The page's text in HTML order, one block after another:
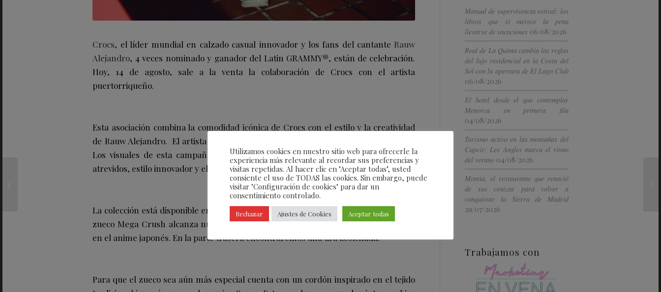
Crocs, el líder mundial en calzado casual innovador y los fans del cantante Rauw
Alejandro, 4 veces nominado y ganador del Latin GRAMMY®, están de celebración.
Hoy, 14 de agosto, sale a la venta la colaboración de Crocs con el artista
puertorriqueño.
Esta asociación combina la comodidad icónica de Crocs con el estilo y la creatividad
de Rauw Alejandro. El artista latino es un amante de la cultura japonesa y del arte.
Los visuales de esta campaña se rodaron en las calles de Tokio. Mezcla diseños
atrevidos, estilo innovador y el inconfundible espíritu de Rauw Alejandro.
La colección está disponible en dos colores: “Bone” y “Black”. La atrevida silueta del
zueco Mega Crush alcanza nuevas dimensiones con un estampado tonal inspirado
en el anime japonés. En la parte trasera encontraremos una tira acolchada.
Para que el zueco sea aún más especial cuenta con un cordón inspirado en el tejido
Manual de supervivencia estival: los
libros que sí merece la pena
llevarse de vacaciones 06/08/2026
Real de La Quinta cambia las reglas
del lujo residencial en la Costa del
Sol con la apertura de El Lago Club
06/08/2026
El hotel desde el que contemplar
Menorca en primera fila
04/08/2026
Turismo activo en las montañas del
Capcir: Les Angles marca el ritmo
del verano 04/08/2026
Montia, el restaurante que renació
de sus cenizas para volver a
conquistar la Sierra de Madrid
29/07/2026
Trabajamos con
Utilizamos cookies en nuestro sitio web para ofrecerle la
experiencia más relevante al recordar sus preferencias y
visitas repetidas. Al hacer clic en "Aceptar todas", usted
consiente el uso de TODAS las cookies. Sin embargo, puede
visitar "Configuración de cookies" para dar un
consentimiento controlado.
Rechazar Ajustes de Cookies Aceptar todas